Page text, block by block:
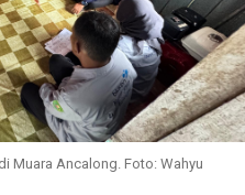
Muara Ancalong. Foto: Wahyu